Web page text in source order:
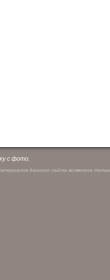
с фото.
данного сайта возможна